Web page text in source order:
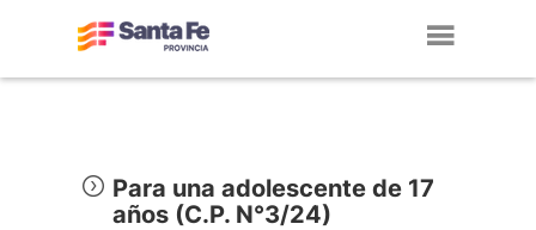
Para una adolescente de 17
años (C.P. N°3/24)